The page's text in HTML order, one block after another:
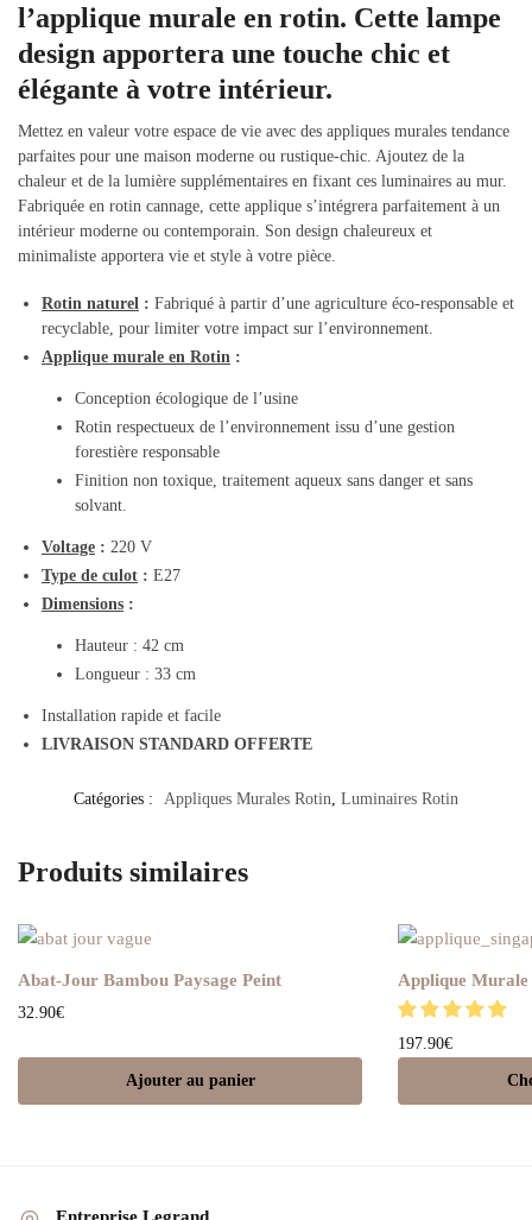
l’applique murale en rotin. Cette lampe
design apportera une touche chic et
élégante à votre intérieur.
Mettez en valeur votre espace de vie avec des appliques murales tendance
parfaites pour une maison moderne ou rustique-chic. Ajoutez de la
chaleur et de la lumière supplémentaires en fixant ces luminaires au mur.
Fabriquée en rotin cannage, cette applique s’intégrera parfaitement à un
intérieur moderne ou contemporain. Son design chaleureux et
minimaliste apportera vie et style à votre pièce.
Rotin naturel : Fabriqué à partir d’une agriculture éco-responsable et
recyclable, pour limiter votre impact sur l’environnement.
Applique murale en Rotin :
Conception écologique de l’usine
Rotin respectueux de l’environnement issu d’une gestion
forestière responsable
Finition non toxique, traitement aqueux sans danger et sans
solvant.
Voltage : 220 V
Type de culot : E27
Dimensions :
Hauteur : 42 cm
Longueur : 33 cm
Installation rapide et facile
LIVRAISON STANDARD OFFERTE
Catégories : Appliques Murales Rotin, Luminaires Rotin
Produits similaires
Abat-Jour Bambou Paysage Peint
32.90€
Ajouter au panier
Applique Murale
197.90€